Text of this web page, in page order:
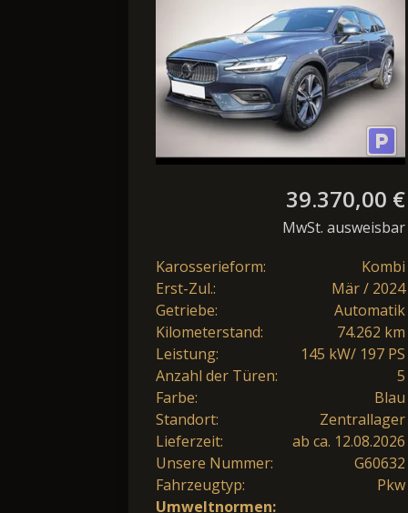
Plus AHK Pano
Harman/Ka
39.370,00 €
MwSt. ausweisbar
Karosserieform:
Kombi
Erst-Zul.:
Mär / 2024
Getriebe:
Automatik
Kilometerstand:
74.262 km
Leistung:
145 kW/ 197 PS
Anzahl der Türen:
5
Farbe:
Blau
Standort:
Zentrallager
Lieferzeit:
ab ca. 12.08.2026
Unsere Nummer:
G60632
Fahrzeugtyp:
Pkw
Umweltnormen: